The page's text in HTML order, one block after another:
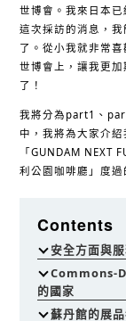
世博會。我來日本
這次採訪的消息，
了。從小我就非常
世博會上，讓我更
了！
我將分為part1、
中，我將為大家介
「GUNDAM NEXT
利公園咖啡廳」度過
Contents
安全方面與
Commons-
的國家
蘇丹館的展